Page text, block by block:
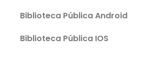
Biblioteca Pública Android
Biblioteca Pública IOS